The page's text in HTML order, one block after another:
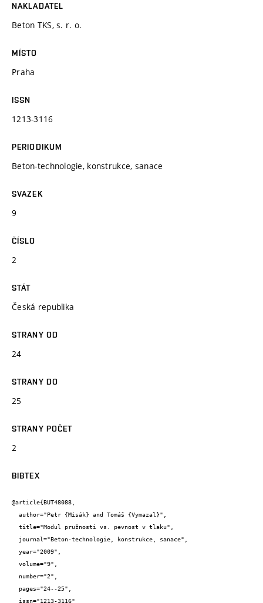
NAKLADATEL
Beton TKS, s. r. o.
MÍSTO
Praha
ISSN
1213-3116
PERIODIKUM
Beton-technologie, konstrukce, sanace
SVAZEK
9
ČÍSLO
2
STÁT
Česká republika
STRANY OD
24
STRANY DO
25
STRANY POČET
2
BIBTEX
@article{BUT48088,